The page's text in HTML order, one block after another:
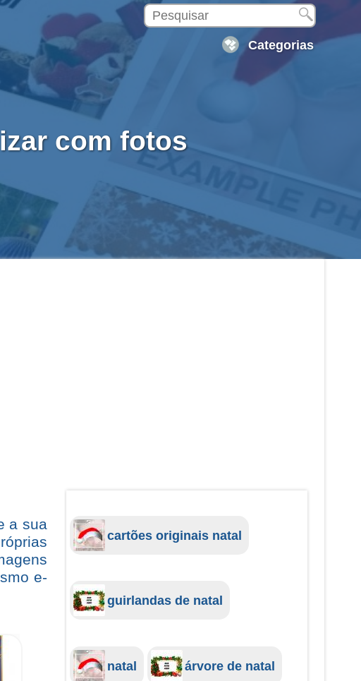
Categorias
com fotos
a sua
e-
cartões originais natal
guirlandas de natal
natal árvore de natal